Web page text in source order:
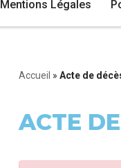
Mentions Légales
Accueil » Acte de
ACTE